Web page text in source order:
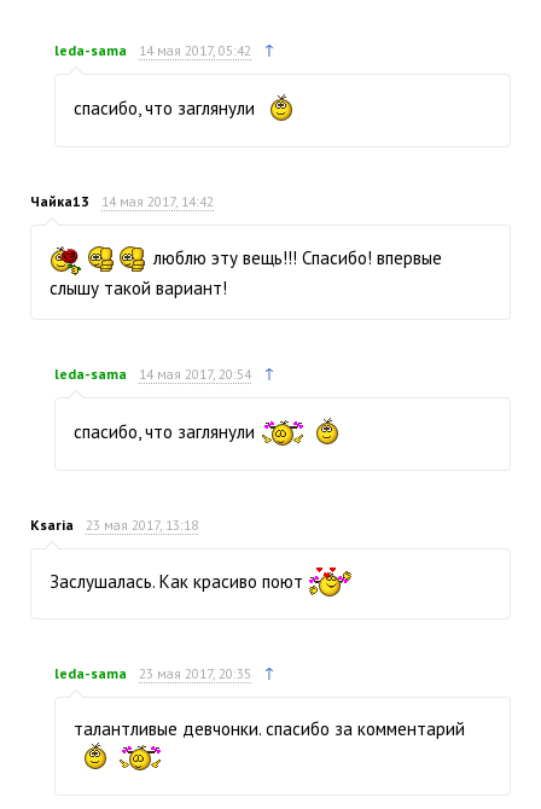
leda-sama 14 мая 2017, 05:42 ↑
спасибо, что заглянули
Чайка13 14 мая 2017, 14:42
люблю эту вещь!!! Спасибо! впервые
слышу такой вариант!
leda-sama 14 мая 2017, 20:54 ↑
спасибо, что заглянули
Ksaria 23 мая 2017, 13:18
Заслушалась. Как красиво поют
leda-sama 23 мая 2017, 20:35 ↑
талантливые девчонки. спасибо за комментарий